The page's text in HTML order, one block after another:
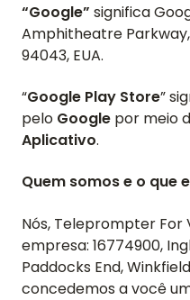
“Google” significa
Amphitheatre
94043, EUA.
“Google Play Store”
pelo Google por meio
Aplicativo.
Quem somos e o que
Nós, Teleprompter For
empresa: 16774900,
Paddocks End,
concedemos a você